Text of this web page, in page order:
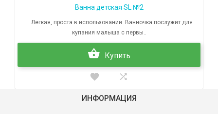
Ванна детская SL №2
Легкая, проста в использовании. Ванночка послужит для
купания малыша с первы..
Купить
ИНФОРМАЦИЯ